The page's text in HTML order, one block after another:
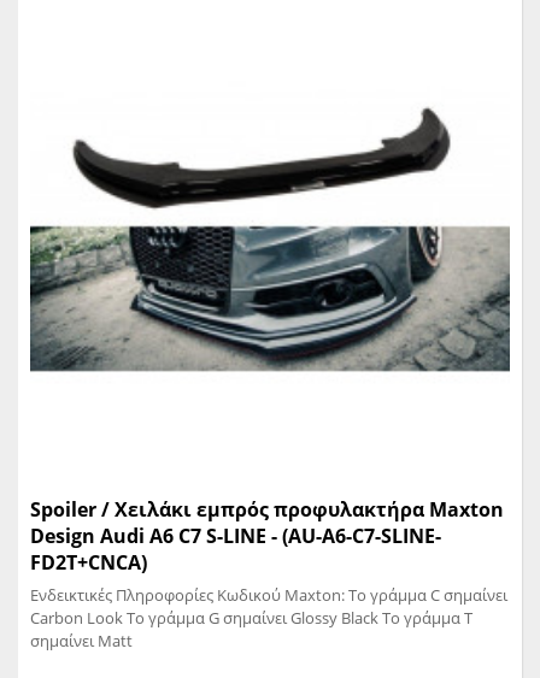
Spoiler / Χειλάκι εμπρός προφυλακτήρα Maxton
Design Audi A6 C7 S-LINE - (AU-A6-C7-SLINE-
FD2T+CNCA)
Ενδεικτικές Πληροφορίες Κωδικού Maxton: Το γράμμα C σημαίνει
Carbon Look Το γράμμα G σημαίνει Glossy Black Το γράμμα T
σημαίνει Matt